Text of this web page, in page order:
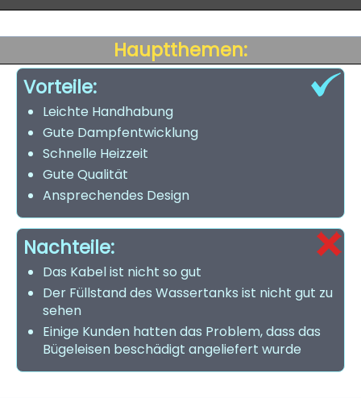
Hauptthemen:
Vorteile:
Leichte Handhabung
Gute Dampfentwicklung
Schnelle Heizzeit
Gute Qualität
Ansprechendes Design
Nachteile:
Das Kabel ist nicht so gut
Der Füllstand des Wassertanks ist nicht gut zu
sehen
Einige Kunden hatten das Problem, dass das
Bügeleisen beschädigt angeliefert wurde